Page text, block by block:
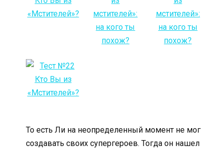
То есть Ли на неопределенный момент не мог
создавать своих супергероев. Тогда он нашел